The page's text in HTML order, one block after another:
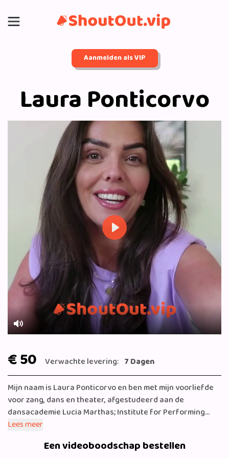
Aanmelden als VIP
Laura Ponticorvo
Mute
Play
€ 50 Verwachte levering: 7 Dagen
Mijn naam is Laura Ponticorvo en ben met mijn voorliefde
voor zang, dans en theater, afgestudeerd aan de
dansacademie Lucia Marthas; Institute for Performing
Arts. Na mijn studie afgerond te hebben, nam ik deel aan de
schijnwerpers breidde zich uit en veel
Lees meer
Een videoboodschap bestellen